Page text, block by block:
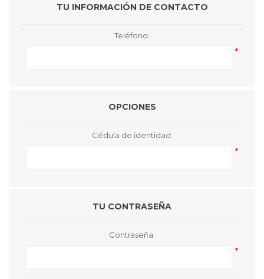
TU INFORMACIÓN DE CONTACTO
Teléfono:
*
OPCIONES
Cédula de identidad:
*
TU CONTRASEÑA
Contraseña:
*